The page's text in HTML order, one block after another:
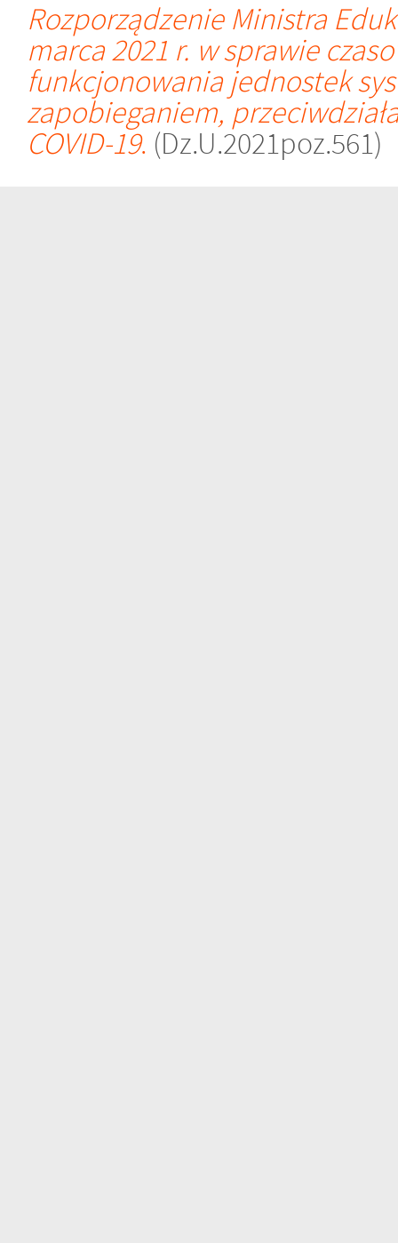
Rozporządzenie Ministra
marca 2021 r. w sprawie
funkcjonowania jednostek
zapobieganiem,
COVID-19. (Dz.U.2021poz.561)